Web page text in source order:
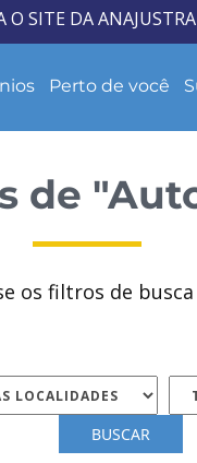
O SITE DA
Perto de você
de
os filtros de
BUSCAR